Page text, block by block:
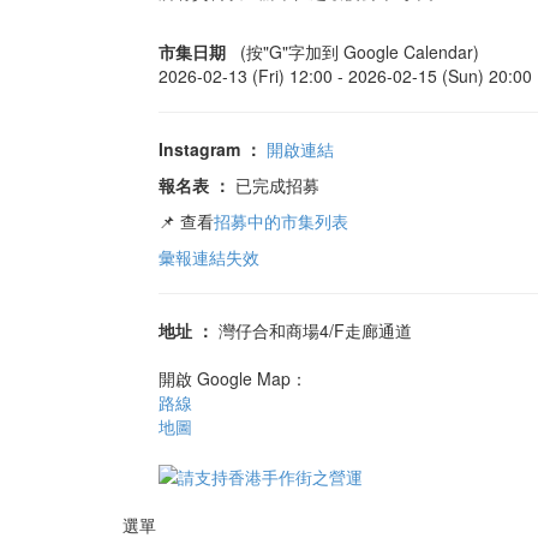
市集日期
(按"G"字加到 Google Calendar)
2026-02-13 (Fri) 12:00 - 2026-02-15 (Sun) 20:00
Instagram ： 開啟連結
報名表 ： 已完成招募
📌 查看招募中的市集列表
彙報連結失效
地址 ： 灣仔合和商場4/F走廊通道
開啟 Google Map：
路線
地圖
選單